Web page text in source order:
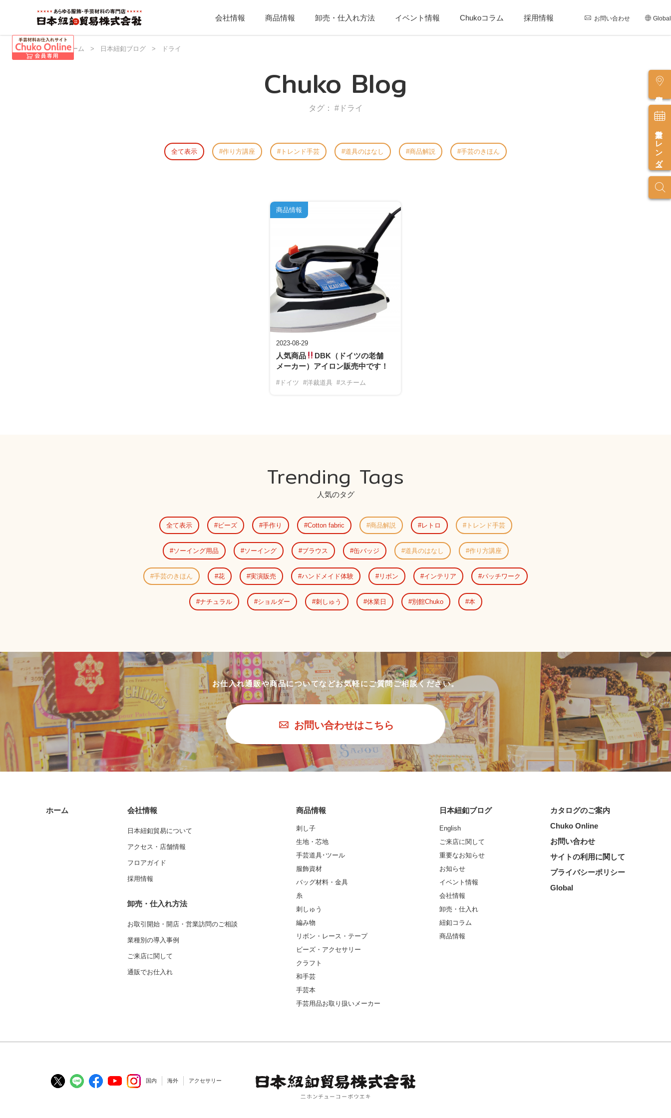
会社情報 商品情報 卸売・仕入れ方法 イベント情報 Chukoコラム 採用情報 お問い合わせ Global
営業カレンダー
日本紐釦 ホーム > 日本紐釦ブログ > ドライ
Chuko Blog
タグ： #ドライ
全て表示 作り方講座 トレンド手芸 道具のはなし 商品解説 手芸のきほん
2023-08-29
人気商品
DBK（ドイツの老舗
メーカー）アイロン販売中です！
#ドイツ #洋裁道具 #スチーム
商品情報
Trending Tags
人気のタグ
全て表示 ビーズ 手作り Cotton fabric 商品解説 レトロ トレンド手芸
ソーイング用品 ソーイング ブラウス 缶バッジ 道具のはなし 作り方講座
手芸のきほん 花 実演販売 ハンドメイド体験 リボン インテリア パッチワーク
ナチュラル ショルダー 刺しゅう 休業日 別館Chuko 本
お仕入れ通販や商品についてなどお気軽にご質問ご相談ください。
お問い合わせはこちら
ホーム 会社情報
日本紐釦貿易について
アクセス・店舗情報
フロアガイド
採用情報
卸売・仕入れ方法
お取引開始・開店・営業訪問のご相談
業種別の導入事例
ご来店に関して
通販でお仕入れ
商品情報
刺し子
生地・芯地
手芸道具･ツール
服飾資材
バッグ材料・金具
糸
刺しゅう
編み物
リボン・レース・テープ
ビーズ・アクセサリー
クラフト
和手芸
手芸本
手芸用品お取り扱いメーカー
日本紐釦ブログ
English
ご来店に関して
重要なお知らせ
お知らせ
イベント情報
会社情報
卸売・仕入れ
紐釦コラム
商品情報
カタログのご案内
Chuko Online
お問い合わせ
サイトの利用に関して
プライバシーポリシー
Global
国内 海外 アクセサリー